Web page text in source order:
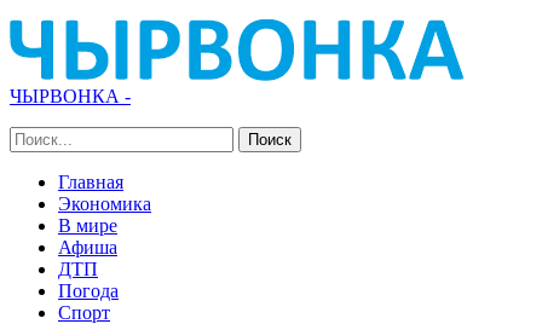
ЧЫРВОНКА -
Главная
Экономика
В мире
Афиша
ДТП
Погода
Спорт